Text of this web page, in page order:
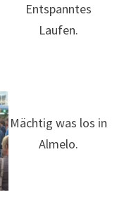
Entspanntes
Laufen.
Mächtig was los in
Almelo.